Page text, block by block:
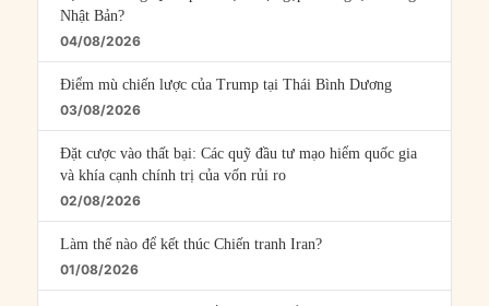
Nhật Bản?
04/08/2026
Điểm mù chiến lược của Trump tại Thái Bình Dương
03/08/2026
Đặt cược vào thất bại: Các quỹ đầu tư mạo hiểm quốc gia
và khía cạnh chính trị của vốn rủi ro
02/08/2026
Làm thế nào để kết thúc Chiến tranh Iran?
01/08/2026